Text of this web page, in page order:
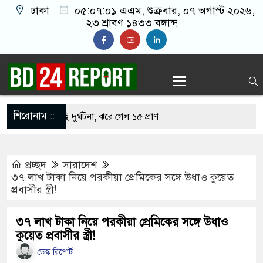
ঢাকা ০৫:০৭:০২ এএম, শুক্রবার, ০৭ অগাস্ট ২০২৬,
২৩ শ্রাবণ ১৪৩৩ বঙ্গাব্দ
শিরোনাম ::
মর্মান্তিক দুই দুর্ঘটনা, ঝরে গেল ১৫ প্রাণ
বৃদ্ধ
খামেনির সঙ্গে বৈঠক, আসল মানুষ কিনা প্রশ্ন
দেখিয়ে স্কুল শিক্ষার্থীদের মিছিলে নিলেন যুবলীগ নেতা
প্রচ্ছদ
সারাদেশ
৩৭ লাখ টাকা নিয়ে পরকীয়া প্রেমিকের সঙ্গে উধাও কুয়েত
প্রবাসীর স্ত্রী!
৩৭ লাখ টাকা নিয়ে পরকীয়া প্রেমিকের সঙ্গে উধাও
কুয়েত প্রবাসীর স্ত্রী!
ডেস্ক রিপোর্ট